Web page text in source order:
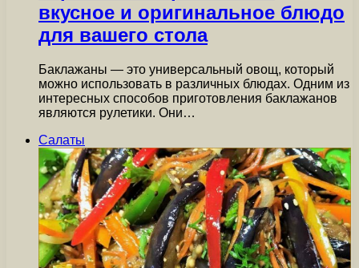
вкусное и оригинальное блюдо
для вашего стола
Баклажаны — это универсальный овощ, который
можно использовать в различных блюдах. Одним из
интересных способов приготовления баклажанов
являются рулетики. Они…
Салаты